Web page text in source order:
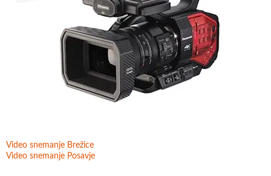
Video snemanje Brežice
Video snemanje Posavje